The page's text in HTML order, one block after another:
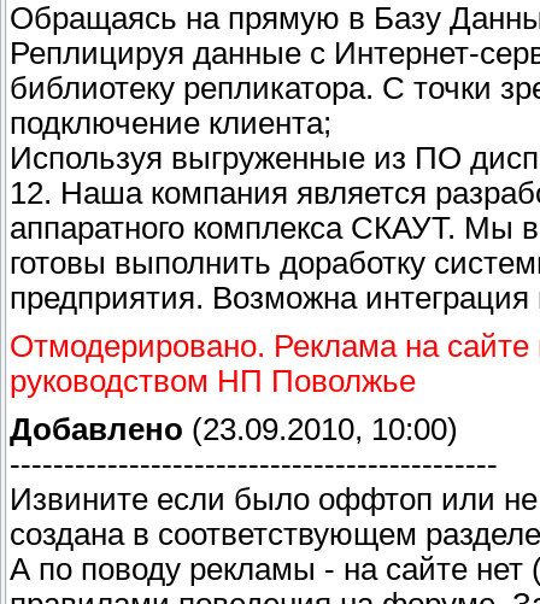
Обращаясь на прямую в Базу
Реплицируя данные с Интернет-
библиотеку репликатора. С точки
подключение клиента;
Используя выгруженные из ПО
12. Наша компания является
аппаратного комплекса СКАУТ. Мы
готовы выполнить доработку
предприятия. Возможна интеграция
Отмодерировано. Реклама на сайте
руководством НП Поволжье
Добавлено (23.09.2010, 10:00)
---------------------------------------------
Извините если было оффтоп или
создана в соответствующем
А по поводу рекламы - на сайте